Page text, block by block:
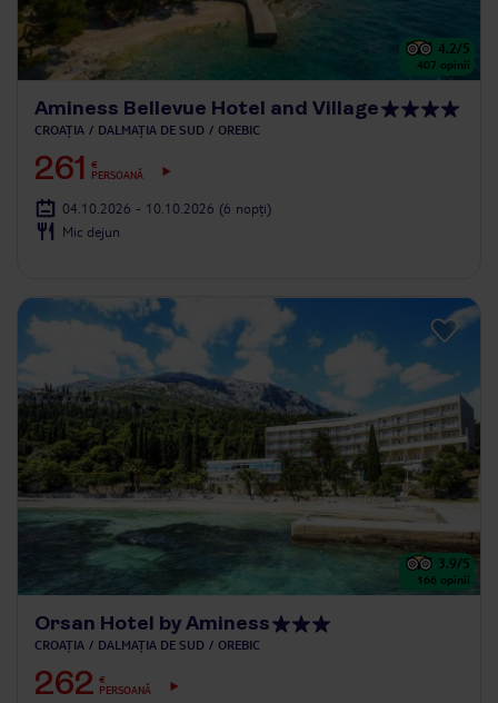
4.2/5
407 opinii
Aminess Bellevue Hotel and Village
CROAȚIA DALMAȚIA DE SUD OREBIC
261
€
PERSOANĂ
04.10.2026 - 10.10.2026 (6 nopți)
Mic dejun
3.9/5
166 opinii
Orsan Hotel by Aminess
CROAȚIA DALMAȚIA DE SUD OREBIC
262 €
PERSOANĂ